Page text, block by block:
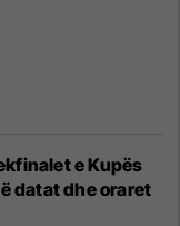
e Kupës
datat dhe oraret